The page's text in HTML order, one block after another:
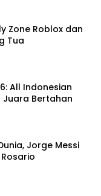
Zone Roblox dan
Tua
All Indonesian
Juara Bertahan
Jorge Messi